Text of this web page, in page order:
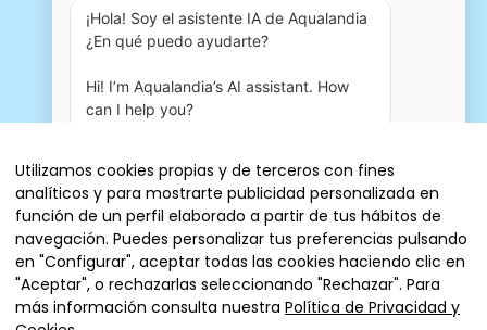
Entradas
© 2026 AQUALANDIA ESPAÑA, SA
¡Hola! Soy el asistente IA de Aqualandia
¿En qué puedo ayudarte?
Hi! I’m Aqualandia’s AI assistant. How
can I help you?
Utilizamos cookies propias y de terceros con fines
analíticos y para mostrarte publicidad personalizada en
función de un perfil elaborado a partir de tus hábitos de
navegación. Puedes personalizar tus preferencias pulsando
en "Configurar", aceptar todas las cookies haciendo clic en
"Aceptar", o rechazarlas seleccionando "Rechazar". Para
más información consulta nuestra Política de Privacidad y